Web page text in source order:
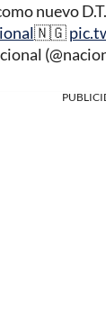
nuevo
🇳🇬